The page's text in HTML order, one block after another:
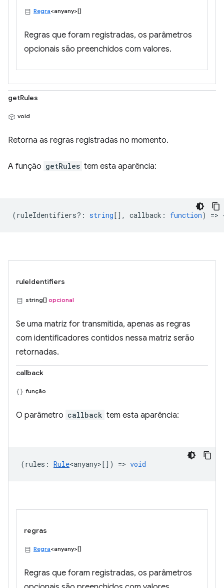
Regra<anyany>[]
Regras que foram registradas, os parâmetros
opcionais são preenchidos com valores.
getRules
void
Retorna as regras registradas no momento.
A função getRules tem esta aparência:
(ruleIdentifiers? : string [], callback : function)
ruleIdentifiers
string[] opcional
Se uma matriz for transmitida, apenas as regras
com identificadores contidos nessa matriz serão
retornadas.
callback
função
O parâmetro callback tem esta aparência:
(rules : Rule<anyany> []) => void
regras
Regra<anyany>[]
Regras que foram registradas, os parâmetros